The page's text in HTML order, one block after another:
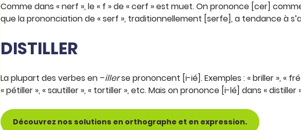
Comme dans « nerf », le « f » de « cerf » est muet. On prononce [cer]
que la prononciation de « serf », traditionnellement [serfe], a tendance à
DISTILLER
La plupart des verbes en –illerse prononcent [i-ié]. Exemples : « briller », «
« pétiller », « sautiller », « tortiller », etc. Mais on prononce [i-lé] dans « distiller
Découvrez nos solutions en orthographe et en expression.